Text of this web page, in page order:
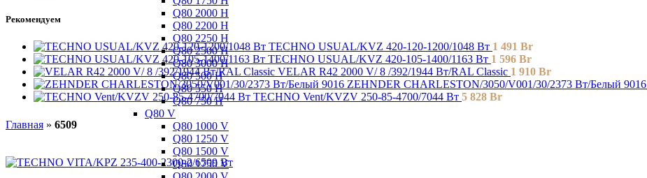
Q80 2000 H
Q80 2200 H
Q80 2250 H
Q80 2500 H
Q80 3000 H
Q80 500 H
Q80 550 H
Q80 750 H
Q80 V
Q80 1000 V
Q80 1250 V
Q80 1500 V
Q80 1750 V
Рекомендуем
TECHNO USUAL/KVZ 420-120-1200/1048 Вт 1 491 Br
TECHNO USUAL/KVZ 420-105-1400/1163 Вт 1 596 Br
VELAR R42 2000 V/ 8 /392/1944 Вт/RAL Classic 1 910 Br
ZEHNDER CHARLESTON/3050/V001/30/2373 Вт/Белый 9016
TECHNO Vent/KVZV 250-85-4700/7044 Вт 5 828 Br
Главная » 6509